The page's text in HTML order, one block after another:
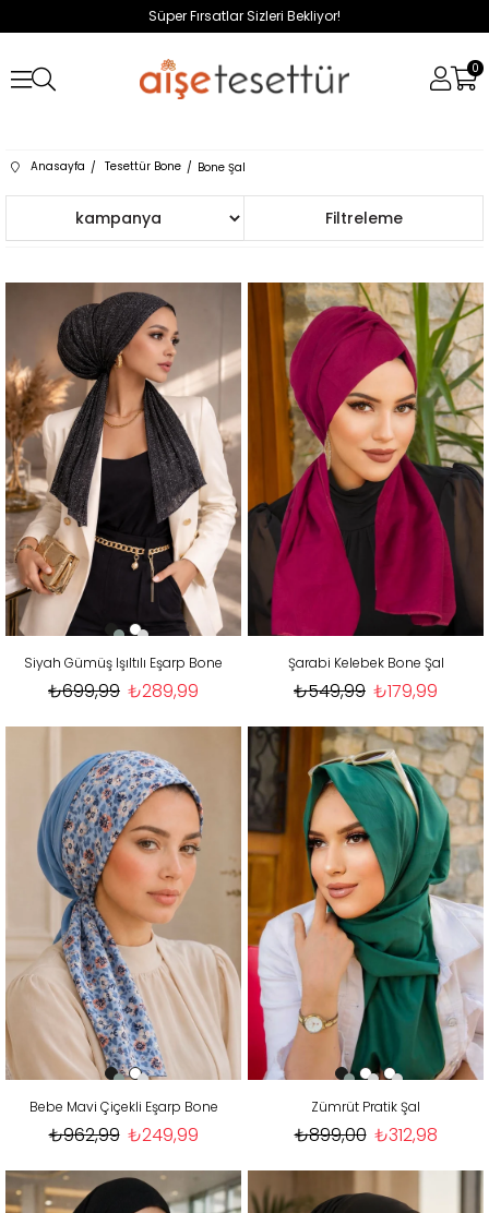
Süper Fırsatlar Sizleri Bekliyor!
0
Anasayfa Tesettür Bone Bone Şal
Filtreleme
Sıralama
Siyah Gümüş Işıltılı Eşarp Bone
₺289,99
₺699,99
Şarabi Kelebek Bone Şal
₺179,99
₺549,99
Bebe Mavi Çiçekli Eşarp Bone
₺249,99
₺962,99
Zümrüt Pratik Şal
₺312,98
₺899,00